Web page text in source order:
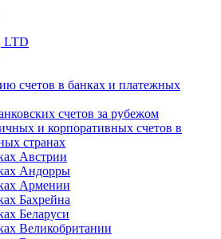
LTD
счетов в банках и платежных
счетов за рубежом
и корпоративных счетов в
странах
Австрии
Андорры
Армении
Бахрейна
Беларуси
Великобритании